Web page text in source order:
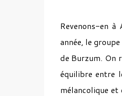
Revenons-en
année, le
de Burzum. On
équilibre entre
mélancolique